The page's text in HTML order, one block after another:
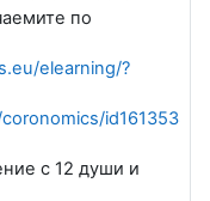
по
elearning/?